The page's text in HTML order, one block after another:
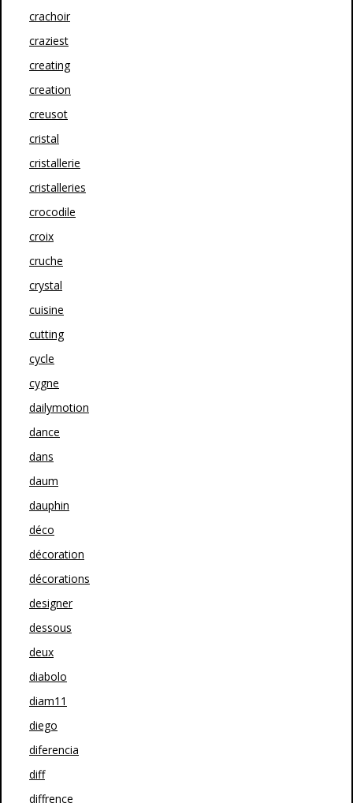
crachoir
craziest
creating
creation
creusot
cristal
cristallerie
cristalleries
crocodile
croix
cruche
crystal
cuisine
cutting
cycle
cygne
dailymotion
dance
dans
daum
dauphin
déco
décoration
décorations
designer
dessous
deux
diabolo
diam11
diego
diferencia
diff
diffrence